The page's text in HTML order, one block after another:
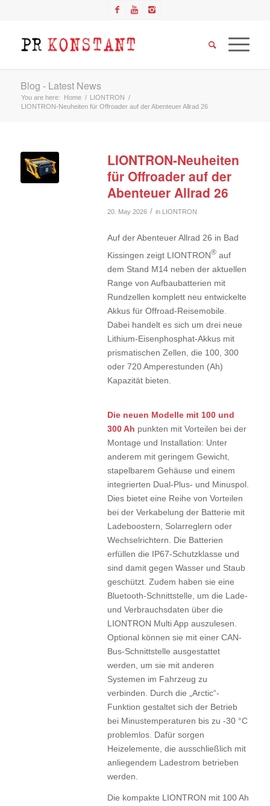
Blog - Latest News
You are here: Home / LIONTRON /
LIONTRON-Neuheiten für Offroader auf der Abenteuer Allrad 26
LIONTRON-Neuheiten
für Offroader auf der
Abenteuer Allrad 26
20. May 2026 / in LIONTRON
Auf der Abenteuer Allrad 26 in Bad
Kissingen zeigt LIONTRON®auf
dem Stand M14 neben der aktuellen
Range von Aufbaubatterien mit
Rundzellen komplett neu entwickelte
Akkus für Offroad-Reisemobile.
Dabei handelt es sich um drei neue
Lithium-Eisenphosphat-Akkus mit
prismatischen Zellen, die 100, 300
oder 720 Amperestunden (Ah)
Kapazität bieten.
Die neuen Modelle mit 100 und
300 Ah punkten mit Vorteilen bei der
Montage und Installation: Unter
anderem mit geringem Gewicht,
stapelbarem Gehäuse und einem
integrierten Dual-Plus- und Minuspol.
Dies bietet eine Reihe von Vorteilen
bei der Verkabelung der Batterie mit
Ladeboostern, Solarreglern oder
Wechselrichtern. Die Batterien
erfüllen die IP67-Schutzklasse und
sind damit gegen Wasser und Staub
geschützt. Zudem haben sie eine
Bluetooth-Schnittstelle, um die Lade-
und Verbrauchsdaten über die
LIONTRON Multi App auszulesen.
Optional können sie mit einer CAN-
Bus-Schnittstelle ausgestattet
werden, um sie mit anderen
Systemen im Fahrzeug zu
verbinden. Durch die „Arctic“-
Funktion gestaltet sich der Betrieb
bei Minustemperaturen bis zu -30 °C
problemlos. Dafür sorgen
Heizelemente, die ausschließlich mit
anliegendem Ladestrom betrieben
werden.
Die kompakte LIONTRON mit 100 Ah